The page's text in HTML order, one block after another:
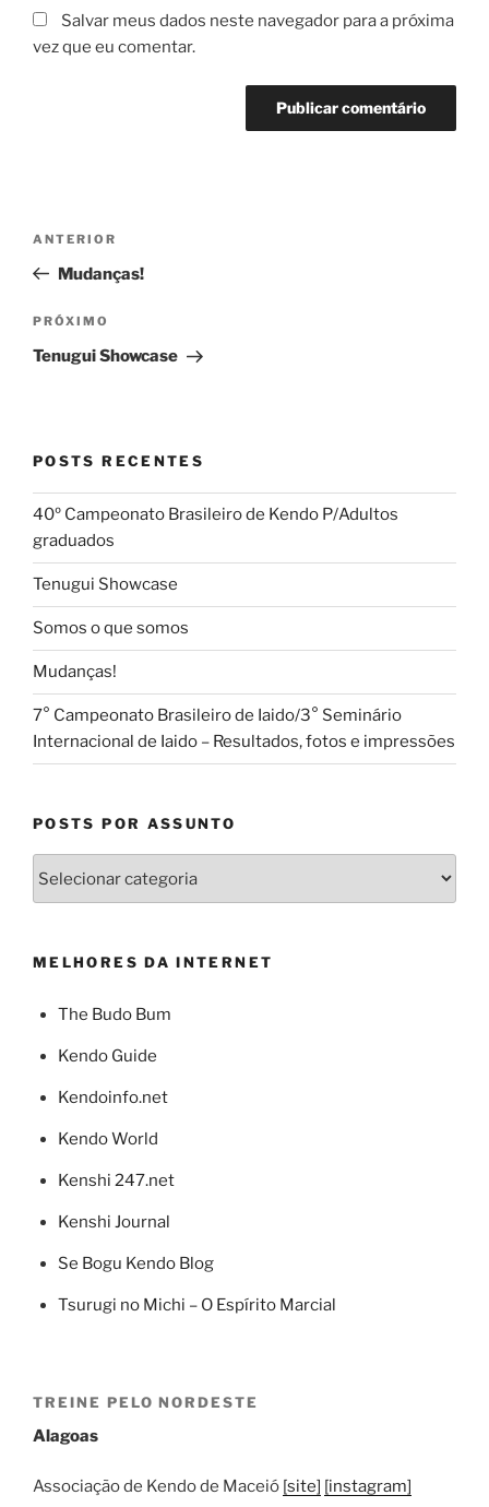
Salvar meus dados neste navegador para a próxima
vez que eu comentar.
Post
Post
anterior
ANTERIOR
Mudanças!
Próximo
post
PRÓXIMO
Tenugui Showcase
POSTS RECENTES
40º Campeonato Brasileiro de Kendo P/Adultos
graduados
Tenugui Showcase
Somos o que somos
Mudanças!
7° Campeonato Brasileiro de Iaido/3° Seminário
Internacional de Iaido – Resultados, fotos e impressões
POSTS POR ASSUNTO
MELHORES DA INTERNET
The Budo Bum
Kendo Guide
Kendoinfo.net
Kendo World
Kenshi 247.net
Kenshi Journal
Se Bogu Kendo Blog
Tsurugi no Michi – O Espírito Marcial
TREINE PELO NORDESTE
Alagoas
Associação de Kendo de Maceió [site] [instagram]